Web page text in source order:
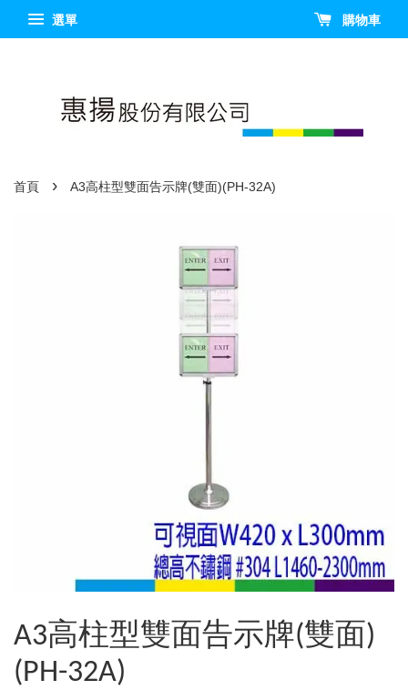
選單 購物車
首頁 › A3高柱型雙面告示牌(雙面)(PH-32A)
A3高柱型雙面告示牌(雙面)
(PH-32A)